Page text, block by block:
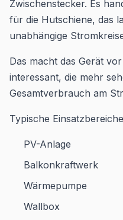
Zwischenstecker. Es
für die Hutschiene, das
unabhängige
Das macht das Gerät
interessant, die mehr
Gesamtverbrauch am
Typische
PV-Anlage
Balkonkraftwerk
Wärmepumpe
Wallbox